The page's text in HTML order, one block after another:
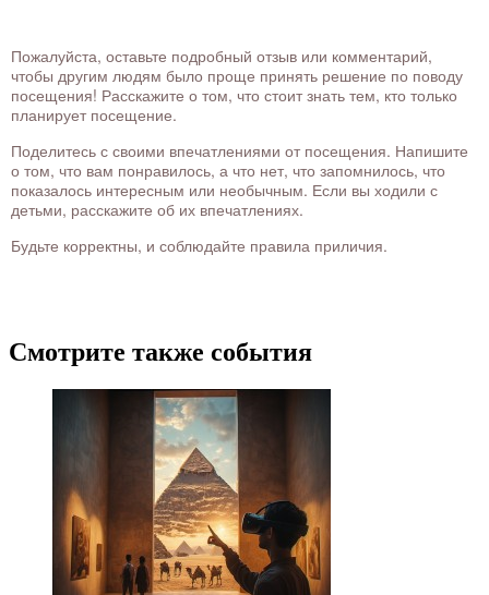
Пожалуйста, оставьте подробный отзыв или комментарий,
чтобы другим людям было проще принять решение по поводу
посещения! Расскажите о том, что стоит знать тем, кто только
планирует посещение.
Поделитесь с своими впечатлениями от посещения. Напишите
о том, что вам понравилось, а что нет, что запомнилось, что
показалось интересным или необычным. Если вы ходили с
детьми, расскажите об их впечатлениях.
Будьте корректны, и соблюдайте правила приличия.
Смотрите также события